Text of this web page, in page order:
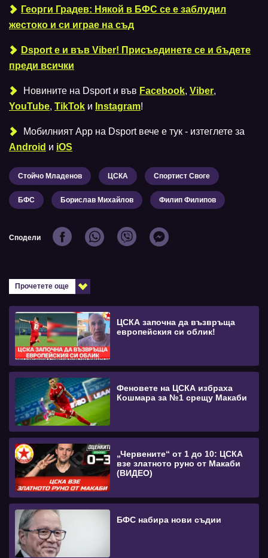
Георги Градев: Някой в БФС се е заблудил
жестоко и си играе на съд
Dsport е и във Viber! Присъединете се и бъдете
преди всички
Новините на Dsport и във Facebook, Viber,
YouTube, TikTok и Instagram!
Мобилният Аpp на Dsport вече е тук - изтеглете за
Android и iOS
Стойчо Младенов ЦСКА Спортист Своге
БФС Борислав Михайлов Филип Филипов
Сподели
Прочетете още
ЦСКА започна да възвръща
европейския си облик!
Феновете на ЦСКА избраха
Кошмара за №1 срещу Макаби
„Червените“ от 1 до 10: ЦСКА
взе златното руно от Макаби
(ВИДЕО)
БФС набира нови съдии